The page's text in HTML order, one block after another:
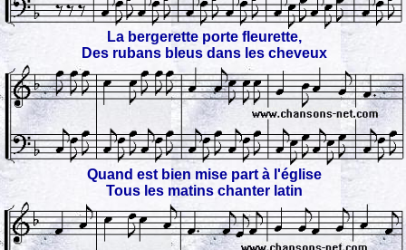
La bergerette porte fleurette,
Des rubans bleus dans les cheveux
Quand est bien mise part à l'église
Tous les matins chanter latin